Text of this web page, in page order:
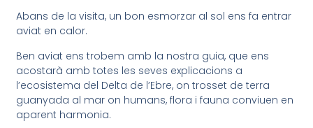
Abans de la visita, un bon esmorzar al sol ens fa entrar
aviat en calor.
Ben aviat ens trobem amb la nostra guia, que ens
acostarà amb totes les seves explicacions a
l’ecosistema del Delta de l’Ebre, on trosset de terra
guanyada al mar on humans, flora i fauna conviuen en
aparent harmonia.